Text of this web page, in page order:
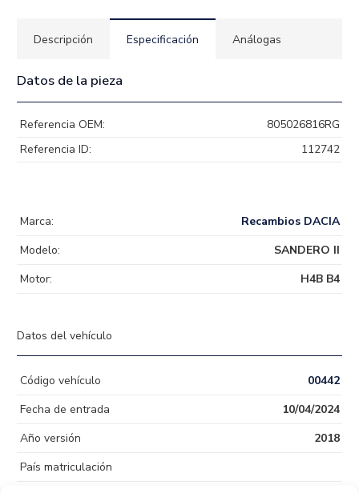
Descripción Especificación Análogas
Datos de la pieza
Referencia OEM:
805026816RG
Referencia ID:
112742
Marca:
Recambios DACIA
Modelo:
SANDERO II
Motor:
H4B B4
Datos del vehículo
Código vehículo
00442
Fecha de entrada
10/04/2024
Año versión
2018
País matriculación